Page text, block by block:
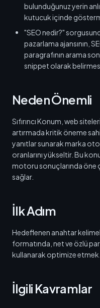
bulunduğunuz yerin
kutucuk içinde
"SEO nedir?"
pazarlama ajansının,
paragrafının arama
snippet olarak
Neden Önemli
Sıfırıncı Konum, web
artırmada kritik öneme
yanıtlar sunarak marka
oranlarını yükseltir. Bu
motoru sonuçlarında öne
sağlar.
İlk Adım
Hedeflenen anahtar
formatında, net ve özlü
kullanarak optimize etmek.
İlgili Kavramlar